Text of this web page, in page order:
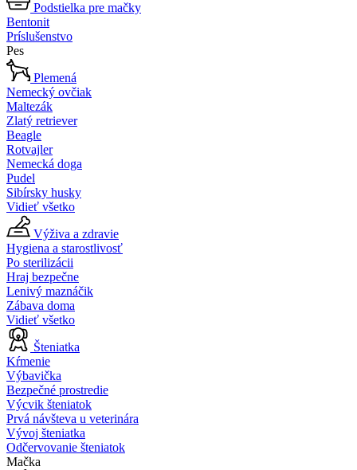
Podstielka pre mačky
Bentonit
Príslušenstvo
Pes
Plemená
Nemecký ovčiak
Maltezák
Zlatý retriever
Beagle
Rotvajler
Nemecká doga
Pudel
Sibírsky husky
Vidieť všetko
Výživa a zdravie
Hygiena a starostlivosť
Po sterilizácii
Hraj bezpečne
Lenivý maznáčik
Zábava doma
Vidieť všetko
Šteniatka
Kŕmenie
Výbavička
Bezpečné prostredie
Výcvik šteniatok
Prvá návšteva u veterinára
Vývoj šteniatka
Odčervovanie šteniatok
Mačka